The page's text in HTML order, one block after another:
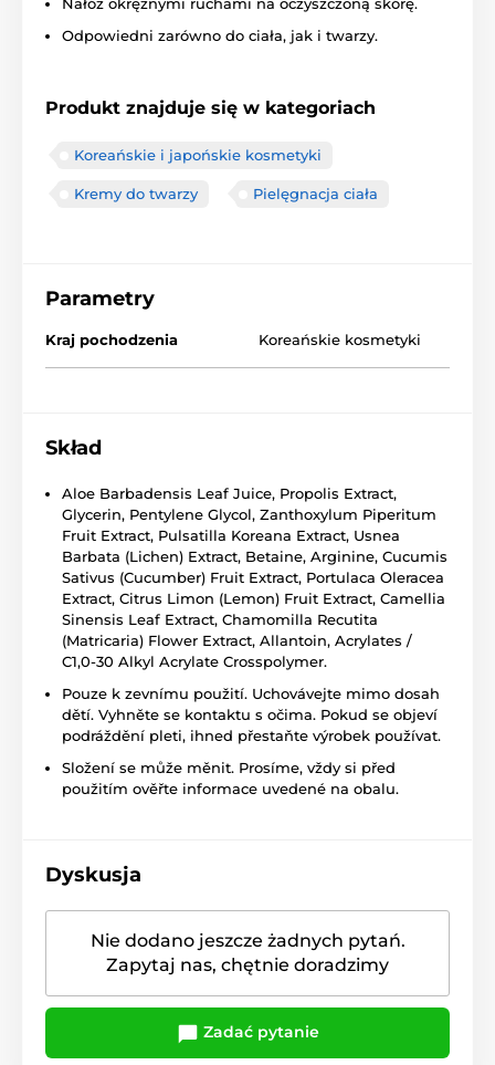
Nałóż okrężnymi ruchami na oczyszczoną skórę.
Odpowiedni zarówno do ciała, jak i twarzy.
Produkt znajduje się w kategoriach
Koreańskie i japońskie kosmetyki
Kremy do twarzy Pielęgnacja ciała
Parametry
Kraj pochodzenia Koreańskie kosmetyki
Skład
Aloe Barbadensis Leaf Juice, Propolis Extract,
Glycerin, Pentylene Glycol, Zanthoxylum Piperitum
Fruit Extract, Pulsatilla Koreana Extract, Usnea
Barbata (Lichen) Extract, Betaine, Arginine, Cucumis
Sativus (Cucumber) Fruit Extract, Portulaca Oleracea
Extract, Citrus Limon (Lemon) Fruit Extract, Camellia
Sinensis Leaf Extract, Chamomilla Recutita
(Matricaria) Flower Extract, Allantoin, Acrylates /
C1,0-30 Alkyl Acrylate Crosspolymer.
Pouze k zevnímu použití. Uchovávejte mimo dosah
dětí. Vyhněte se kontaktu s očima. Pokud se objeví
podráždění pleti, ihned přestaňte výrobek používat.
Složení se může měnit. Prosíme, vždy si před
použitím ověřte informace uvedené na obalu.
Dyskusja
Nie dodano jeszcze żadnych pytań.
Zapytaj nas, chętnie doradzimy
Zadać pytanie